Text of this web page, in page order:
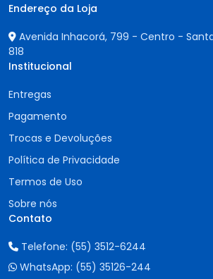
Endereço da Loja
Avenida Inhacorá, 799 - Centro - Santa
818
Institucional
Entregas
Pagamento
Trocas e Devoluções
Política de Privacidade
Termos de Uso
Sobre nós
Contato
Telefone: (55) 3512-6244
WhatsApp: (55) 35126-244